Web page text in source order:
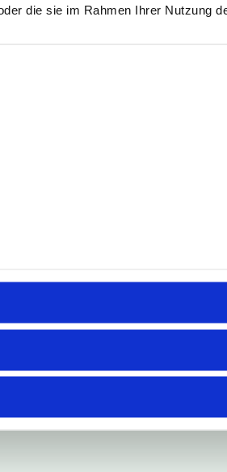
die sie im Rahmen Ihrer Nutzung